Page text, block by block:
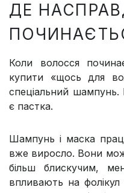
ДЕ
Коли волосся
купити «щось для
спеціальний шампунь.
є пастка.
Шампунь і маска
вже виросло. Вони
більш блискучим,
впливають на